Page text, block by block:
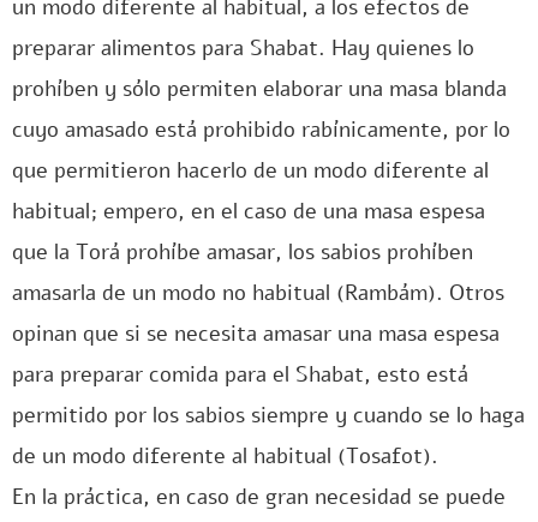
un modo diferente al habitual, a los efectos de
preparar alimentos para Shabat. Hay quienes lo
prohíben y sólo permiten elaborar una masa blanda
cuyo amasado está prohibido rabínicamente, por lo
que permitieron hacerlo de un modo diferente al
habitual; empero, en el caso de una masa espesa
que la Torá prohíbe amasar, los sabios prohíben
amasarla de un modo no habitual (Rambám). Otros
opinan que si se necesita amasar una masa espesa
para preparar comida para el Shabat, esto está
permitido por los sabios siempre y cuando se lo haga
de un modo diferente al habitual (Tosafot).
En la práctica, en caso de gran necesidad se puede